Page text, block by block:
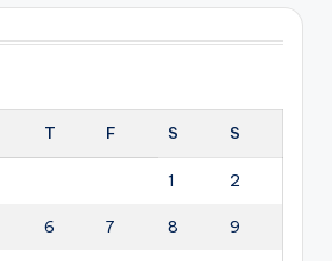
T F S S
1 2
6 7 8 9